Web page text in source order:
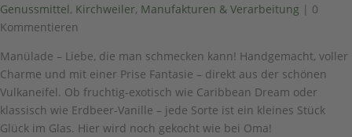
Genussmittel, Kirchweiler, Manufakturen & Verarbeitung | 0
Kommentieren
Manülade – Liebe, die man schmecken kann! Handgemacht, voller
Charme und mit einer Prise Fantasie – direkt aus der schönen
Vulkaneifel. Ob fruchtig-exotisch wie Caribbean Dream oder
klassisch wie Erdbeer-Vanille – jede Sorte ist ein kleines Stück
Glück im Glas. Hier wird noch gekocht wie bei Oma!